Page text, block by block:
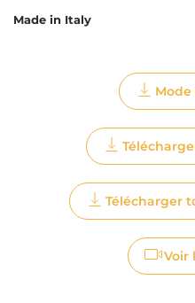
Made in Italy
Télécharger
Voir